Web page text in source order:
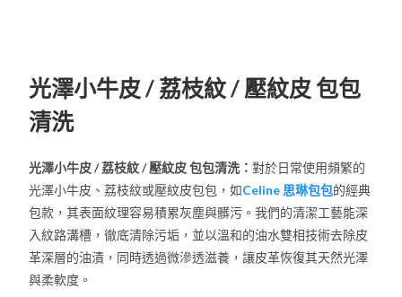
光澤小牛皮 / 荔枝紋 / 壓紋皮 包包
清洗
光澤小牛皮 / 荔枝紋 / 壓紋皮 包包清洗：對於日常使用頻繁的
光澤小牛皮、荔枝紋或壓紋皮包包，如Celine 思琳包包的經典
包款，其表面紋理容易積累灰塵與髒污。我們的清潔工藝能深
入紋路溝槽，徹底清除污垢，並以溫和的油水雙相技術去除皮
革深層的油漬，同時透過微滲透滋養，讓皮革恢復其天然光澤
與柔軟度。